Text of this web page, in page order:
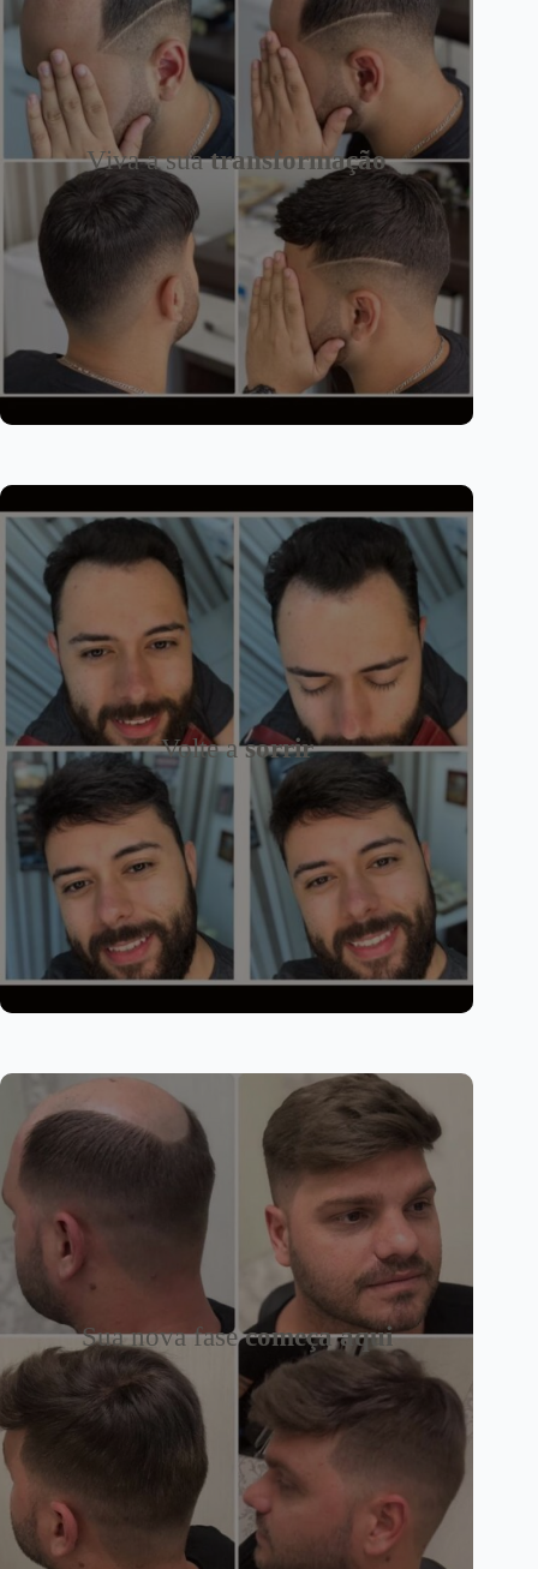
Viva a suatransformação
Volte asorrir
Sua nova fasecomeça aqui